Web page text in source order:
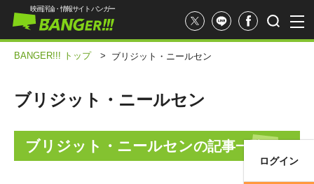
映画評論・情報サイト バンガー
ログイン
BANGER!!! トップ > ブリジット・ニールセン
ブリジット・ニールセン
ブリジット・ニールセンの記事一覧